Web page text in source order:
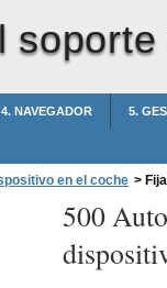
4. NAVEGADOR 5.
en el coche >
500